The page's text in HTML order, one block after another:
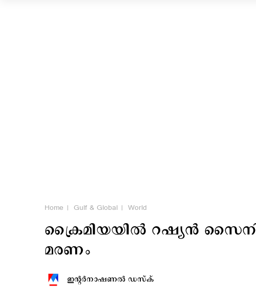
Home Gulf & Global World
ക്രൈമിയയില്‍ റഷ്യന്‍
മരണം
ഇന്‍റര്‍നാഷണല്‍ ഡസ്ക്